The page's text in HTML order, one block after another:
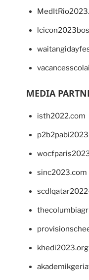
MEDIA
isth2022.com
sinc2023.com
khedi2023.org